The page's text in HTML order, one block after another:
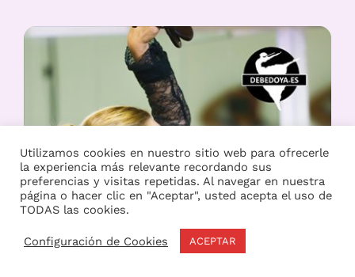
Utilizamos cookies en nuestro sitio web para ofrecerle
la experiencia más relevante recordando sus
preferencias y visitas repetidas. Al navegar en nuestra
página o hacer clic en "Aceptar", usted acepta el uso de
TODAS las cookies.
Configuración de Cookies ACEPTAR